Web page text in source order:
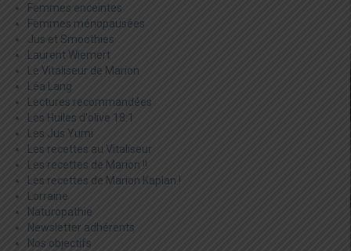
Femmes enceintes
Femmes ménopausées
Jus et Smoothies
Laurent Wiemert
Le Vitaliseur de Marion
Léa Lang
Lectures recommandées
Les Huiles d'olive 18:1
Les Jus Yumi
Les recettes au Vitaliseur
Les recettes de Marion !!
Les recettes de Marion Kaplan !
Lorraine
Naturopathie
Newsletter adhérents
Nos objectifs